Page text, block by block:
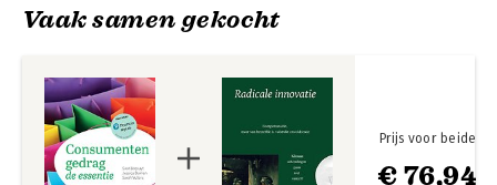
Vaak samen gekocht
€ 76,94
Prijs voor beide